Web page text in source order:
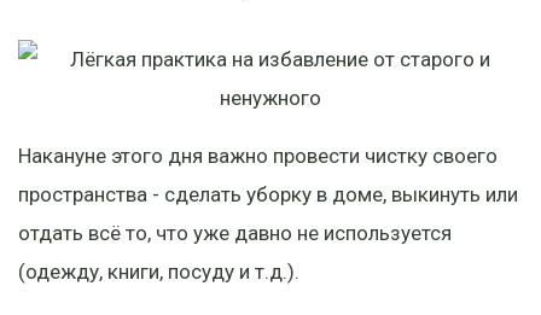
Накануне этого дня важно провести чистку своего
пространства - сделать уборку в доме, выкинуть или
отдать всё то, что уже давно не используется
(одежду, книги, посуду и т.д.).